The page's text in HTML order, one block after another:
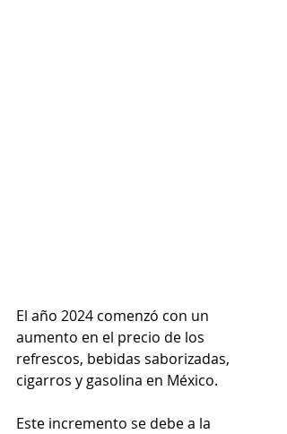
El año 2024 comenzó con un
aumento en el precio de los
refrescos, bebidas saborizadas,
cigarros y gasolina en México.
Este incremento se debe a la